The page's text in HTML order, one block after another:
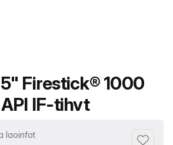
Firestick® 1000
IF-tihvt
laoinfot